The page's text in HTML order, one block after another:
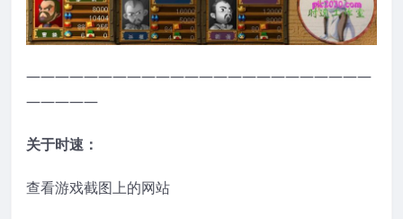
————————————————————————
—————
关于时速：
查看游戏截图上的网站